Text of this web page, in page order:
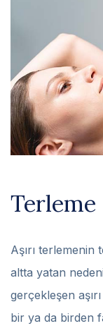
Terleme
Aşırı terlemenin
altta yatan
gerçekleşen
bir ya da birden